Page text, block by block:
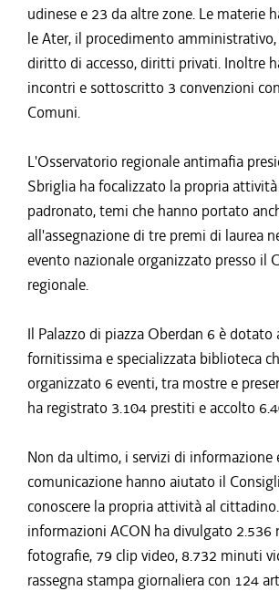
udinese e 23 da altre zone. Le materie
le Ater, il procedimento
diritto di accesso, diritti privati. Inoltre
incontri e sottoscritto 3 convenzioni
Comuni.
L'Osservatorio regionale antimafia
Sbriglia ha focalizzato la propria
padronato, temi che hanno portato
all'assegnazione di tre premi di laurea
evento nazionale organizzato presso il
regionale.
Il Palazzo di piazza Oberdan 6 è dotato
fornitissima e specializzata biblioteca
organizzato 6 eventi, tra mostre e
ha registrato 3.104 prestiti e accolto
Non da ultimo, i servizi di informazione
comunicazione hanno aiutato il
conoscere la propria attività al
informazioni ACON ha divulgato 2.536
fotografie, 79 clip video, 8.732 minuti
rassegna stampa giornaliera con 124